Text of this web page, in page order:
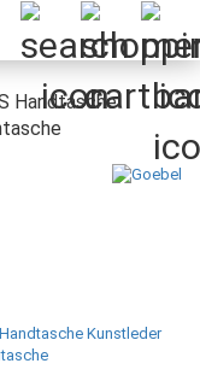
Handtasche